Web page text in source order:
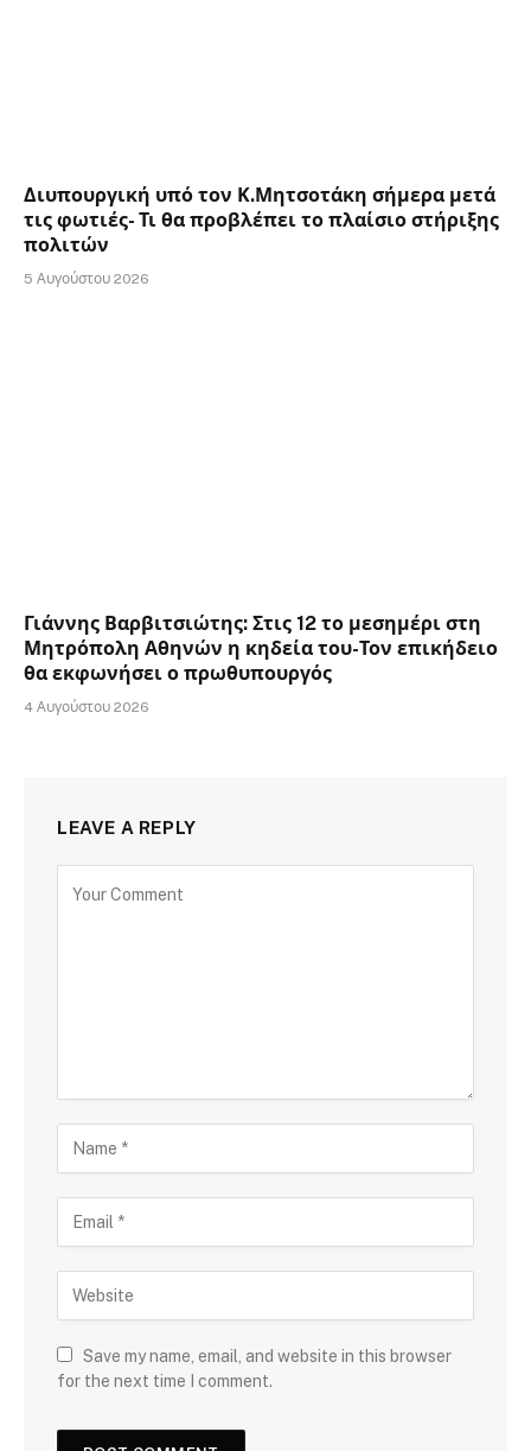
Διυπουργική υπό τον Κ.Μητσοτάκη σήμερα μετά
τις φωτιές- Τι θα προβλέπει το πλαίσιο στήριξης
πολιτών
5 Αυγούστου 2026
Γιάννης Βαρβιτσιώτης: Στις 12 το μεσημέρι στη
Μητρόπολη Αθηνών η κηδεία του-Τον επικήδειο
θα εκφωνήσει ο πρωθυπουργός
4 Αυγούστου 2026
LEAVE A REPLY
Save my name, email, and website in this browser
for the next time I comment.